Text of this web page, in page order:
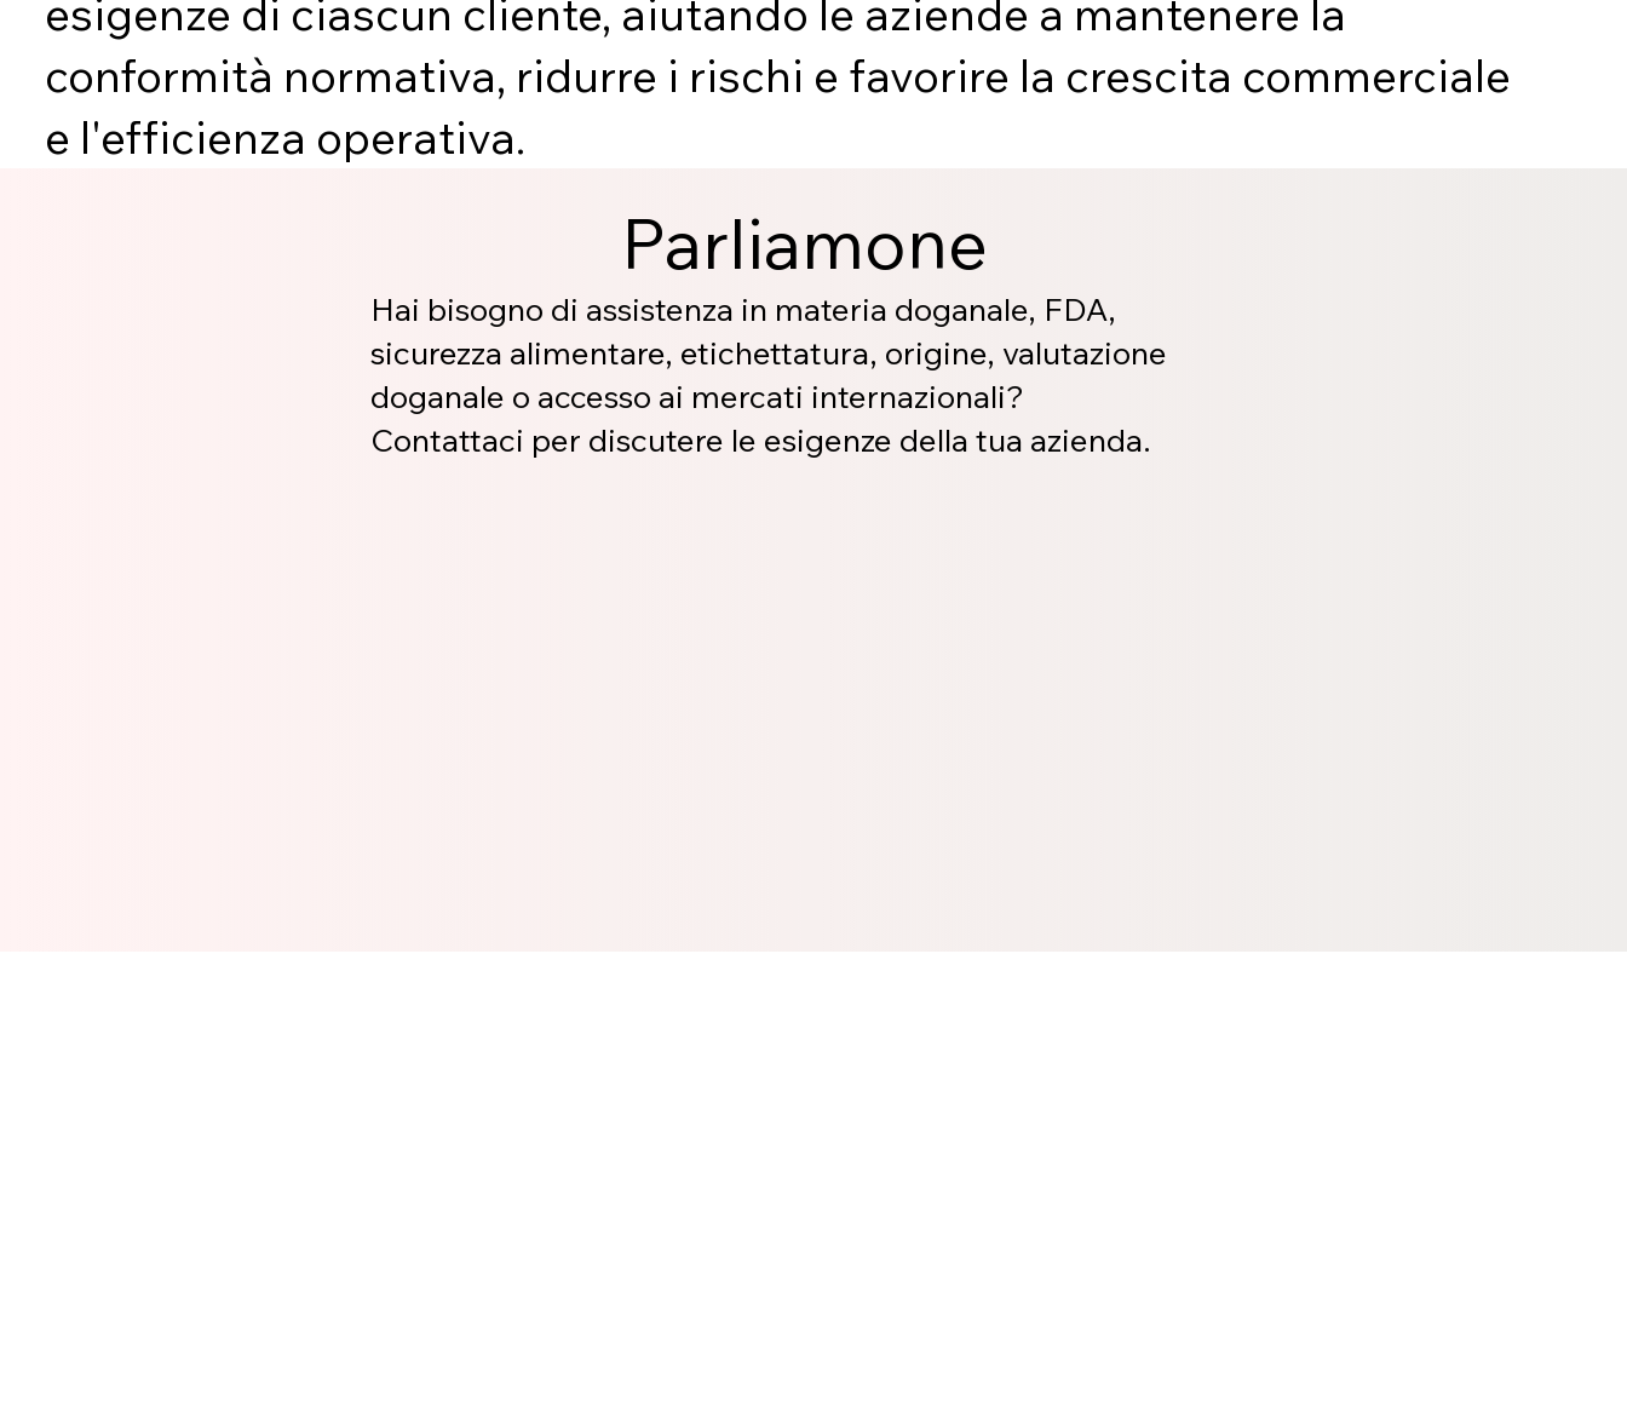
esigenze di ciascun cliente, aiutando le aziende a mantenere la
conformità normativa, ridurre i rischi e favorire la crescita commerciale
e l'efficienza operativa.
Parliamone
Hai bisogno di assistenza in materia doganale, FDA,
sicurezza alimentare, etichettatura, origine, valutazione
doganale o accesso ai mercati internazionali?
Contattaci per discutere le esigenze della tua azienda.